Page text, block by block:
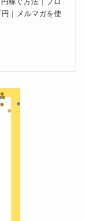
｜メルマガを使